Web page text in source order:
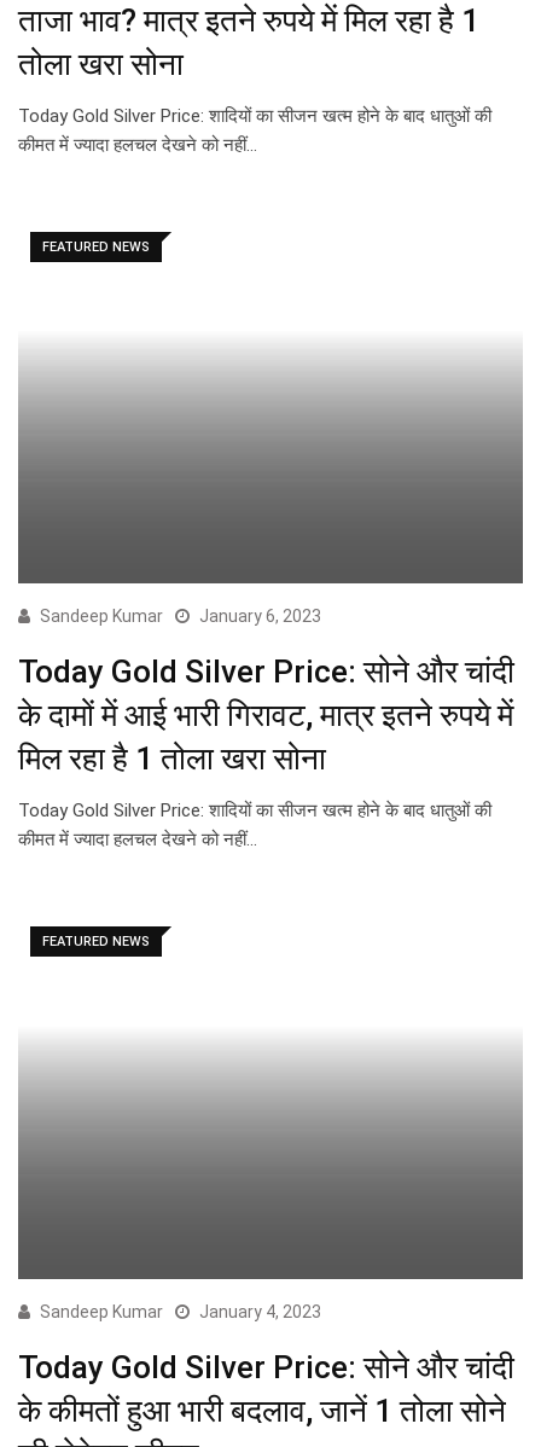
ताजा भाव? मात्र इतने रुपये में मिल रहा है 1
तोला खरा सोना
Today Gold Silver Price: शादियों का सीजन खत्म होने के बाद धातुओं की
कीमत में ज्यादा हलचल देखने को नहीं…
FEATURED NEWS
Sandeep Kumar January 6, 2023
Today Gold Silver Price: सोने और चांदी
के दामों में आई भारी गिरावट, मात्र इतने रुपये में
मिल रहा है 1 तोला खरा सोना
Today Gold Silver Price: शादियों का सीजन खत्म होने के बाद धातुओं की
कीमत में ज्यादा हलचल देखने को नहीं…
FEATURED NEWS
Sandeep Kumar January 4, 2023
Today Gold Silver Price: सोने और चांदी
के कीमतों हुआ भारी बदलाव, जानें 1 तोला सोने